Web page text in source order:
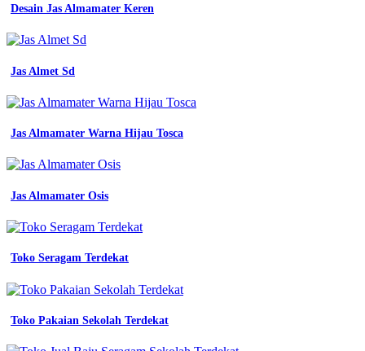
dan
konveksi
katalog
seragam
keren
dan
kekinian
Seragam
Koperasi
Merah
Seragam
Lamaran
Kerja
Desain Jas Almamater Keren
Jas Almet Sd
Jas Almamater Warna Hijau Tosca
Jas Almamater Osis
Toko Seragam Terdekat
Toko Pakaian Sekolah Terdekat